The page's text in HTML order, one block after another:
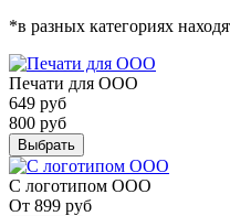
*в разных категориях
Печати для ООО
649 руб
800 руб
Выбрать
С логотипом ООО
От 899 руб